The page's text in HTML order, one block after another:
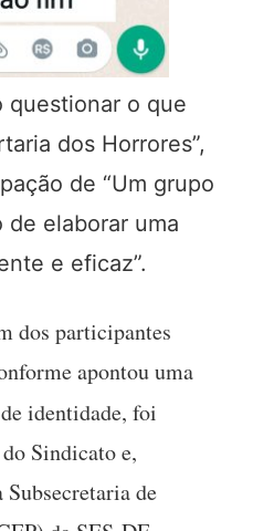
questionar o que
dos Horrores”,
de “Um grupo
elaborar uma
e eficaz”.
dos participantes
apontou uma
identidade, foi
Sindicato e,
Subsecretaria de